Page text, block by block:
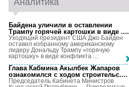
Байдена уличили в оставлении
Трампу горячей картошки в виде ....
Уходящий президент США Джо Байден
оставил избранному американскому
лидеру Дональду Трампу «горячую
картошку» в виде конфликта ...
Глава Кабмина Акылбек Жапаров
ознакомился с ходом строительс....
Председатель Кабинета Министров